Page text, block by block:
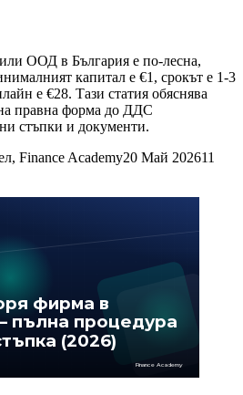
ООД в България е по-лесна,
капитал е €1, срокът е 1-3
е €28. Тази статия обяснява
правна форма до ДДС
стъпки и документи.
Finance Academy20 Май 202611
фирма в
пълна процедура
(2026)
Finance Academy